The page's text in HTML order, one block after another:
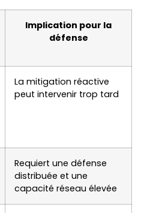
Implication pour la
défense
La mitigation réactive
peut intervenir trop tard
Requiert une défense
distribuée et une
capacité réseau élevée